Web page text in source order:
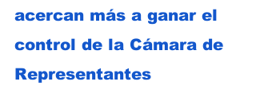
acercan más a ganar el
control de la Cámara de
Representantes